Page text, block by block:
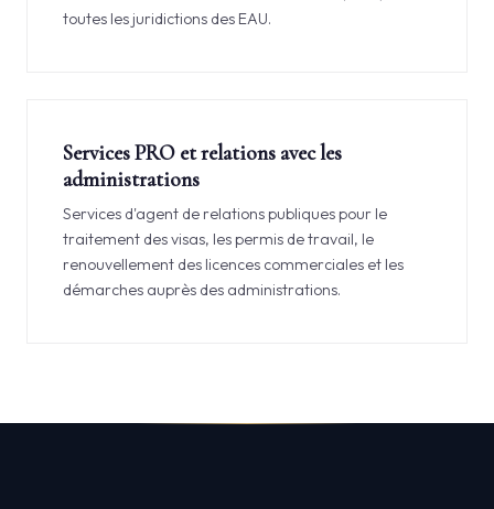
toutes les juridictions des EAU.
Services PRO et relations avec les
administrations
Services d'agent de relations publiques pour le
traitement des visas, les permis de travail, le
renouvellement des licences commerciales et les
démarches auprès des administrations.